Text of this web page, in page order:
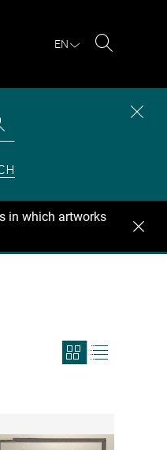
EN
in which artworks
View
search